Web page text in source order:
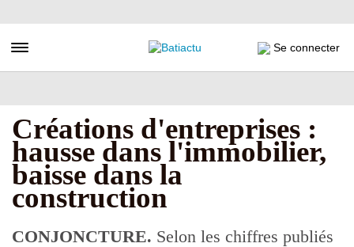
au
principal
Toggle navigation Se connecter
Créations d'entreprises :
hausse dans l'immobilier,
baisse dans la
construction
CONJONCTURE. Selon les chiffres publiés